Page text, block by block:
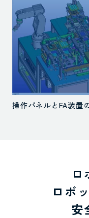
操作パネルとFA装置
ロボ
安